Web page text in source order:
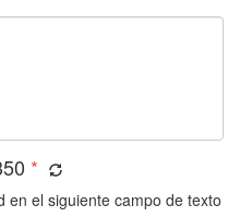
*
en el siguiente campo de texto